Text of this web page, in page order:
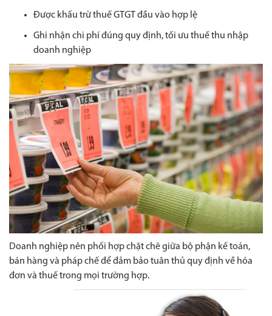
Được khấu trừ thuế GTGT đầu vào hợp lệ
Ghi nhận chi phí đúng quy định, tối ưu thuế thu nhập
doanh nghiệp
Doanh nghiệp nên phối hợp chặt chẽ giữa bộ phận kế toán,
bán hàng và pháp chế để đảm bảo tuân thủ quy định về hóa
đơn và thuế trong mọi trường hợp.